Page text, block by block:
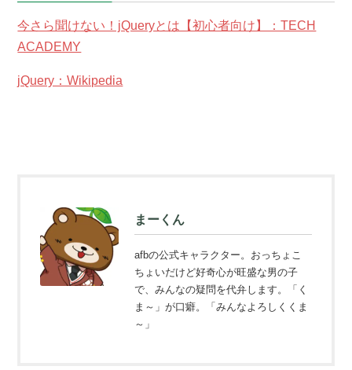
今さら聞けない！jQueryとは【初心者向け】：TECH
ACADEMY
jQuery：Wikipedia
まーくん
afbの公式キャラクター。おっちょこ
ちょいだけど好奇心が旺盛な男の子
で、みんなの疑問を代弁します。「く
ま～」が口癖。「みんなよろしくくま
～」